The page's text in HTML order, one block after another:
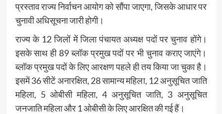
प्रस्ताव राज्य निर्वाचन आयोग को सौंपा जाएगा, जिसके आधार पर
चुनावी अधिसूचना जारी होगी।
राज्य के 12 जिलों में जिला पंचायत अध्यक्ष पदों पर चुनाव होंगे।
इसके साथ ही 89 ब्लॉक प्रमुख पदों पर भी चुनाव कराए जाएंगे।
ब्लॉक प्रमुख पदों के लिए आरक्षण पहले ही तय किया जा चुका है।
इसमें 36 सीटें अनारक्षित, 28 सामान्य महिला, 12 अनुसूचित जाति
महिला, 5 ओबीसी महिला, 4 अनुसूचित जाति, 3 अनुसूचित
जनजाति महिला और 1 ओबीसी के लिए आरक्षित की गई हैं।